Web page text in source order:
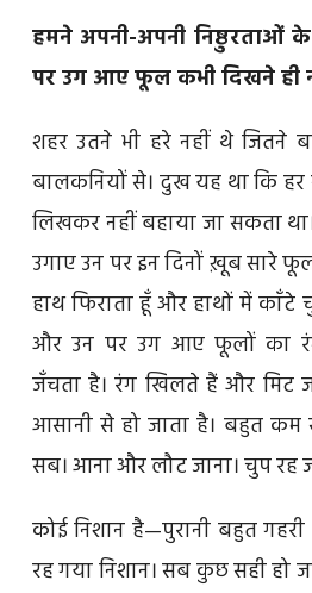
हमने अपनी-अपनी निष्ठुरताओं
पर उग आए फूल कभी दिखने ही
शहर उतने भी हरे नहीं थे जितने
बालकनियों से। दुख यह था कि
लिखकर नहीं बहाया जा सकता
उगाए उन पर इन दिनों ख़ूब सारे
हाथ फिराता हूँ और हाथों में काँटे
और उन पर उग आए फूलों का रंग
जँचता है। रंग खिलते हैं और मिट
आसानी से हो जाता है। बहुत कम
सब। आना और लौट जाना। चुप रह
कोई निशान है—पुरानी बहुत
रह गया निशान। सब कुछ सही हो